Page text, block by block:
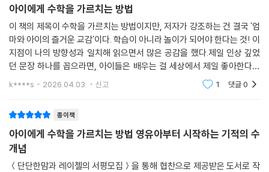
가 적당한 순간이 오면 다시 보여 준다.
--- p.199 「4장. 연령에 따른 맞춤형 학습 지침」 중에서
어린아이는 무미건조한 어른들과는 다른, 활기 넘치는 존재다. 어린아이는
사실을 통해 세상을 배운다. 사실을 보여 주면, 아이들은 그 사실을 지배하
는 법칙을 직관적으로 이해한다. 이는 과학자들이 세상을 이해하는 방식과
계적으로 조직된 일련의 사실을 다루는 지식 분야’라고 정의한다. 이런 사
전적 정의에 따르면, 어린아이야말로 과학자다. 그러므로 아이들에게 이론
과 추상적인 내용을 알려 주기보다는 사실과 현실을 보여 주기를 바란다.
--- p.210 「4장. 연령에 따른 맞춤형 학습 지침」 중에서
셈, 나눗셈을 가르칠 수 있었다. ‘크다/작다’의 개념이나, 심지어 ‘1+y=9’
같은 간단한 방정식까지도 가르칠 수 있다는 점이 놀랍다.”_아마존 독자
리뷰 중
“딸아이가 나처럼 수학에서 어려움을 겪지 않기를 바라는 마음으로 이 책
을 샀다. 아이가 수학 개념을 이해하는 데 도움이 되는 연습 문제들이 많고,
도만은 0~6세를 뇌 성장의 ‘결정적 시기’로 규정하며, 이 시기 아이들의
배우고자 하는 욕구는 끝이 없다고 강조했다. 걷거나 말하지 못하는 아이
라도 발달 단계에 맞춘 적절한 시각 자료를 제시하고, 아이가 즐거운 방식
아이에게 수학을 가르치는 방법
이 책의 제목이 수학을 가르치는 방법이지만, 저자가 강조하는 건 결국 '엄
마와 아이의 즐거운 교감'이다. 학습이 아니라 놀이가 되어야 한다는 것! 이
지점이 나의 방향성과 일치해 읽으면서 많은 공감을 했다.제일 인상 깊었
던 문장 하나를 꼽으라면, 아이들은 배우는 걸 세상에서 제일 좋아한다는
구절이다. 우리는 아이가 못 할까 봐 걱정하지만, 사실 아이는 더 알고 싶어
k****s 2026.04.03. 신고 1 댓글0
종이책
아이에게 수학을 가르치는 방법 영유아부터 시작하는 기적의 수
개념
＜단단한맘과 레이첼의 서평모집＞을 통해 협찬으로 제공받은 도서로 작